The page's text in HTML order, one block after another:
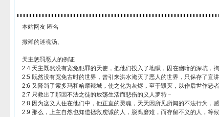
本站网友 匿名
撒殚的迷魂汤。
天主惩罚恶人的例证
2:4 天主既然没有宽免犯罪的天使，把他们投入了地狱，囚在幽暗的深坑，
2:5 既然没有宽免古时的世界，曾引来洪水淹灭了恶人的世界，只保存了宣
2:6 又降罚了索多玛和哈摩辣城，使之化为灰烬，至于毁灭，以作后世作恶
2:7 只救出了那因不法之徒的放荡生活而悲伤的义人罗特－
2:8 因为这义人住在他们中，他正直的灵魂，天天因所见所闻的不法行为，
2:9 那么，上主自然也知道拯救虔诚的人，脱离磨难，而存留不义的人，等